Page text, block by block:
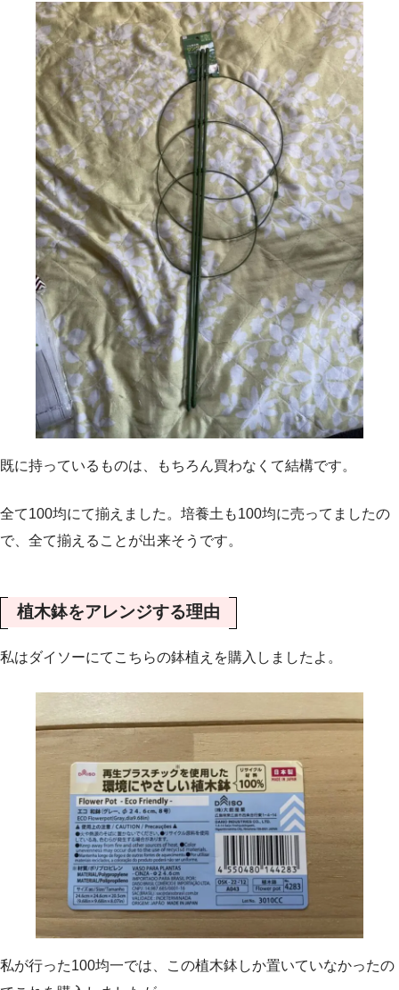
既に持っているものは、もちろん買わなくて結構です。
全て100均にて揃えました。培養土も100均に売ってましたの
で、全て揃えることが出来そうです。
植木鉢をアレンジする理由
私はダイソーにてこちらの鉢植えを購入しましたよ。
私が行った100均一では、この植木鉢しか置いていなかったの